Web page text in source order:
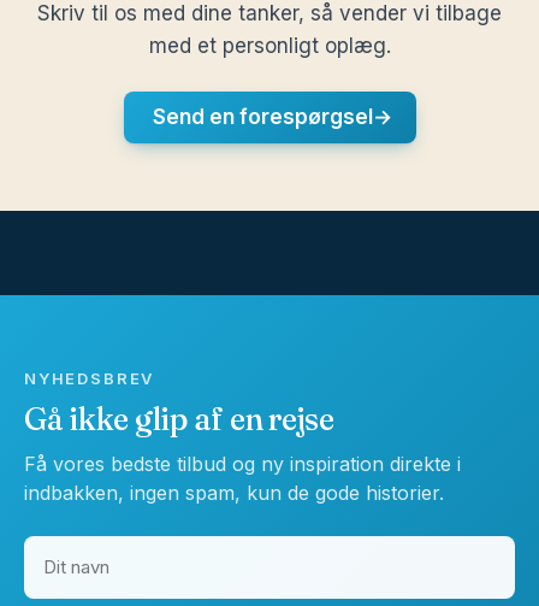
Skriv til os med dine tanker, så vender vi tilbage
med et personligt oplæg.
Send en forespørgsel →
NYHEDSBREV
Gå ikke glip af en rejse
Få vores bedste tilbud og ny inspiration direkte i
indbakken, ingen spam, kun de gode historier.